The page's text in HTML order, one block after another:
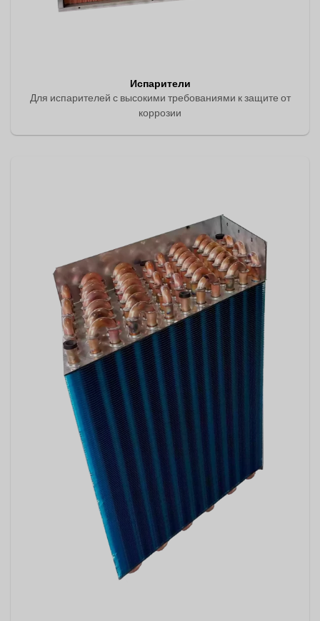
Испарители
Для испарителей с высокими требованиями к защите от
коррозии